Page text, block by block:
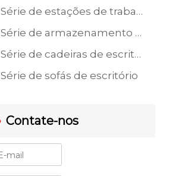
Série de estações de trabalho de escritório
Série de armazenamento de escritório
Série de cadeiras de escritório
Série de sofás de escritório
Contate-nos